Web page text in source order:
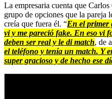
La empresaria cuenta que
grupo de opciones que la pareja
creía que fuera él. “En el primer
vi y me pareció fake. En eso vi
deben ser real y le di match, de
el teléfono y tenía un match. Y
super gracioso y de hecho ese